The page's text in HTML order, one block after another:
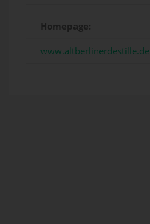
Homepage:
www.altberlinerdestille.de